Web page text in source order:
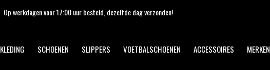
KLEDING SCHOENEN SLIPPERS VOETBALSCHOENEN ACCESSOIRES MERKEN
Op werkdagen voor 17:00 uur besteld, dezelfde dag verzonden!